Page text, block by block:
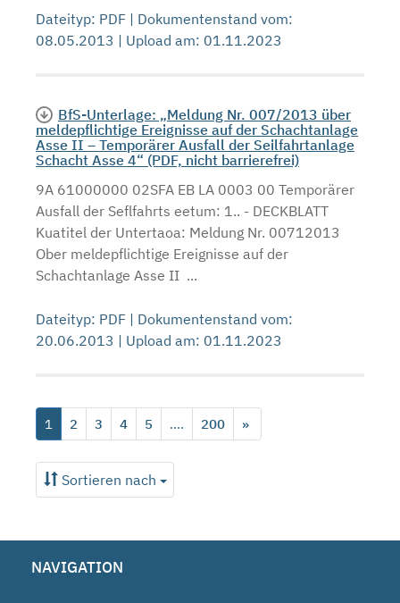
Dateityp: PDF | Dokumentenstand vom:
08.05.2013 | Upload am: 01.11.2023
BfS-Unterlage: „Meldung Nr. 007/2013 über
meldepflichtige Ereignisse auf der Schachtanlage
Asse II – Temporärer Ausfall der Seilfahrtanlage
Schacht Asse 4“ (PDF, nicht barrierefrei)
9A 61000000 02SFA EB LA 0003 00 Temporärer
Ausfall der Seflfahrts eetum: 1.. - DECKBLATT
Kuatitel der Untertaoa: Meldung Nr. 00712013
Ober meldepflichtige Ereignisse auf der
Schachtanlage Asse II ...
Dateityp: PDF | Dokumentenstand vom:
20.06.2013 | Upload am: 01.11.2023
1 2 3 4 5 .... 200 »
Sortieren nach
NAVIGATION